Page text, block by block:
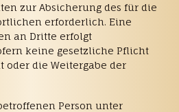
zur Absicherung des für die
erforderlich. Eine
an Dritte erfolgt
keine gesetzliche Pflicht
oder die Weitergabe der
Person unter